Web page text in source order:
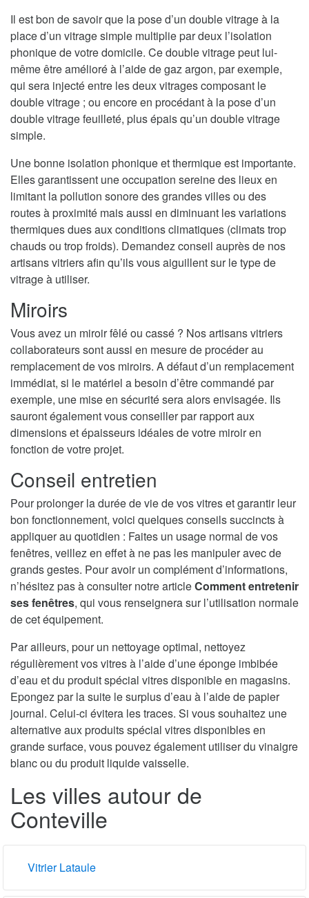
Il est bon de savoir que la pose d’un double vitrage à la
place d’un vitrage simple multiplie par deux l’isolation
phonique de votre domicile. Ce double vitrage peut lui-
même être amélioré à l’aide de gaz argon, par exemple,
qui sera injecté entre les deux vitrages composant le
double vitrage ; ou encore en procédant à la pose d’un
double vitrage feuilleté, plus épais qu’un double vitrage
simple.
Une bonne isolation phonique et thermique est importante.
Elles garantissent une occupation sereine des lieux en
limitant la pollution sonore des grandes villes ou des
routes à proximité mais aussi en diminuant les variations
thermiques dues aux conditions climatiques (climats trop
chauds ou trop froids). Demandez conseil auprès de nos
artisans vitriers afin qu’ils vous aiguillent sur le type de
vitrage à utiliser.
Miroirs
Vous avez un miroir fêlé ou cassé ? Nos artisans vitriers
collaborateurs sont aussi en mesure de procéder au
remplacement de vos miroirs. A défaut d’un remplacement
immédiat, si le matériel a besoin d’être commandé par
exemple, une mise en sécurité sera alors envisagée. Ils
sauront également vous conseiller par rapport aux
dimensions et épaisseurs idéales de votre miroir en
fonction de votre projet.
Conseil entretien
Pour prolonger la durée de vie de vos vitres et garantir leur
bon fonctionnement, voici quelques conseils succincts à
appliquer au quotidien : Faites un usage normal de vos
fenêtres, veillez en effet à ne pas les manipuler avec de
grands gestes. Pour avoir un complément d’informations,
n’hésitez pas à consulter notre articleComment entretenir
ses fenêtres, qui vous renseignera sur l’utilisation normale
de cet équipement.
Par ailleurs, pour un nettoyage optimal, nettoyez
régulièrement vos vitres à l’aide d’une éponge imbibée
d’eau et du produit spécial vitres disponible en magasins.
Epongez par la suite le surplus d’eau à l’aide de papier
journal. Celui-ci évitera les traces. Si vous souhaitez une
alternative aux produits spécial vitres disponibles en
grande surface, vous pouvez également utiliser du vinaigre
blanc ou du produit liquide vaisselle.
Les villes autour de
Conteville
Vitrier Lataule